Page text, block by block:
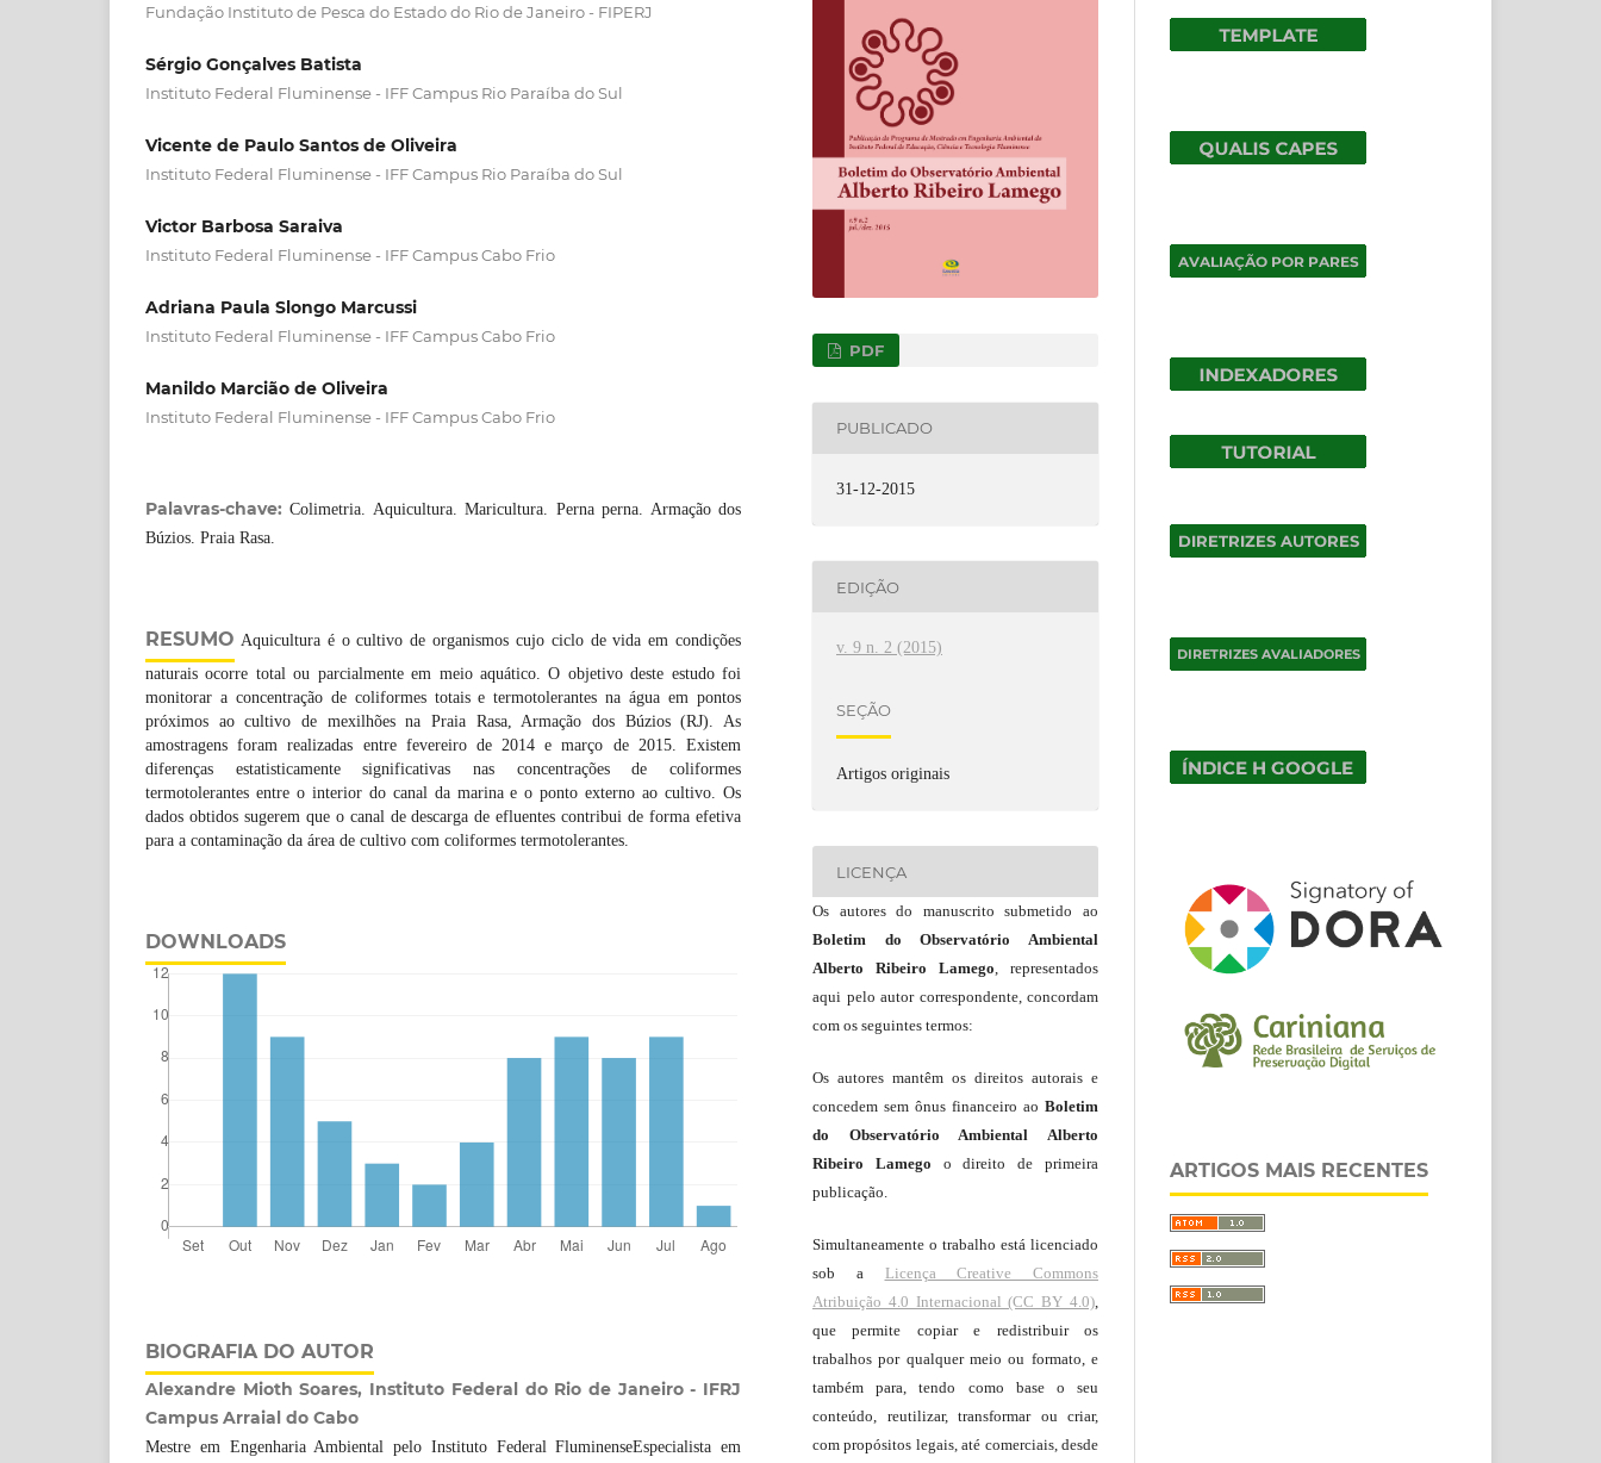
Fundação Instituto de Pesca do Estado do Rio de Janeiro - FIPERJ
Sérgio Gonçalves Batista
Instituto Federal Fluminense - IFF Campus Rio Paraíba do Sul
Vicente de Paulo Santos de Oliveira
Instituto Federal Fluminense - IFF Campus Rio Paraíba do Sul
Victor Barbosa Saraiva
Instituto Federal Fluminense - IFF Campus Cabo Frio
Adriana Paula Slongo Marcussi
Instituto Federal Fluminense - IFF Campus Cabo Frio
Manildo Marcião de Oliveira
Instituto Federal Fluminense - IFF Campus Cabo Frio
Palavras-chave:Colimetria. Aquicultura. Maricultura. Perna perna. Armação dos
Búzios. Praia Rasa.
RESUMO Aquicultura é o cultivo de organismos cujo ciclo de vida em condições
naturais ocorre total ou parcialmente em meio aquático. O objetivo deste estudo foi
monitorar a concentração de coliformes totais e termotolerantes na água em pontos
próximos ao cultivo de mexilhões na Praia Rasa, Armação dos Búzios (RJ). As
amostragens foram realizadas entre fevereiro de 2014 e março de 2015. Existem
diferenças estatisticamente significativas nas concentrações de coliformes
termotolerantes entre o interior do canal da marina e o ponto externo ao cultivo. Os
dados obtidos sugerem que o canal de descarga de efluentes contribui de forma efetiva
para a contaminação da área de cultivo com coliformes termotolerantes.
DOWNLOADS
BIOGRAFIA DO AUTOR
Alexandre Mioth Soares, Instituto Federal do Rio de Janeiro - IFRJ
Campus Arraial do Cabo
Mestre em Engenharia Ambiental pelo Instituto Federal FluminenseEspecialista em
PDF
PUBLICADO
31-12-2015
EDIÇÃO
v. 9 n. 2 (2015)
SEÇÃO
Artigos originais
LICENÇA
Os autores do manuscrito submetido ao
Boletim do Observatório Ambiental
Alberto Ribeiro Lamego, representados
aqui pelo autor correspondente, concordam
com os seguintes termos:
Os autores mantêm os direitos autorais e
concedem sem ônus financeiro ao Boletim
do Observatório Ambiental Alberto
Ribeiro Lamego o direito de primeira
publicação.
Simultaneamente o trabalho está licenciado
sob a Licença Creative Commons
Atribuição 4.0 Internacional (CC BY 4.0),
que permite copiar e redistribuir os
trabalhos por qualquer meio ou formato, e
também para, tendo como base o seu
conteúdo, reutilizar, transformar ou criar,
com propósitos legais, até comerciais, desde
ARTIGOS MAIS RECENTES